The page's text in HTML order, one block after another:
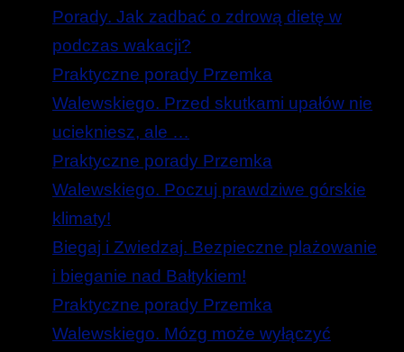
Porady. Jak zadbać o zdrową dietę w
podczas wakacji?
Praktyczne porady Przemka
Walewskiego. Przed skutkami upałów nie
uciekniesz, ale …
Praktyczne porady Przemka
Walewskiego. Poczuj prawdziwe górskie
klimaty!
Biegaj i Zwiedzaj. Bezpieczne plażowanie
i bieganie nad Bałtykiem!
Praktyczne porady Przemka
Walewskiego. Mózg może wyłączyć